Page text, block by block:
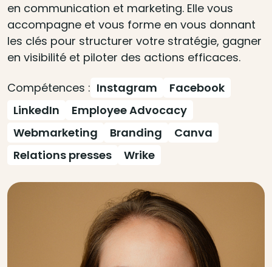
en communication et marketing. Elle vous
accompagne et vous forme en vous donnant
les clés pour structurer votre stratégie, gagner
en visibilité et piloter des actions efficaces.
Compétences : Instagram
Facebook
LinkedIn
Employee Advocacy
Webmarketing
Branding
Canva
Relations presses
Wrike